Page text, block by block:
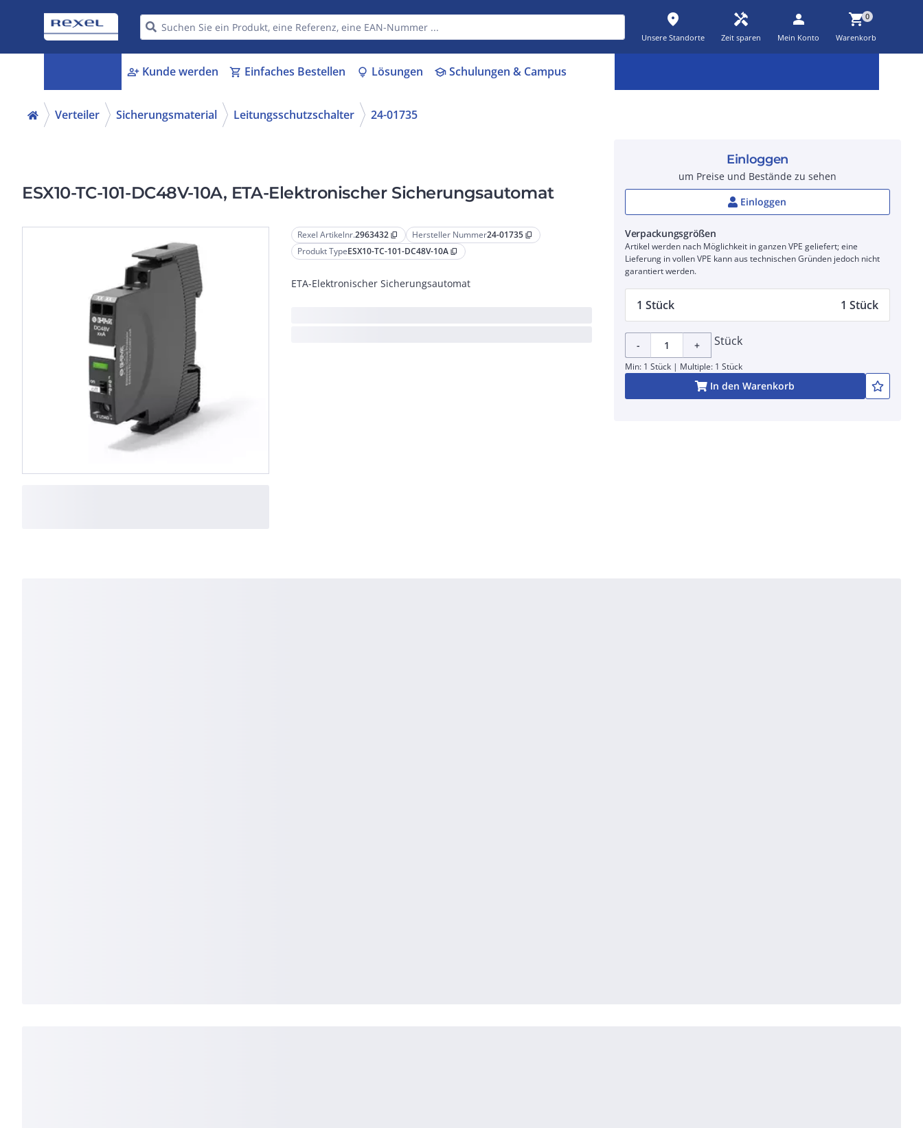
place
Unsere Standorte
handyman
Zeit sparen
person
Mein Konto
shopping_cart0
Warenkorb
person_add Kunde werden shopping_cart Einfaches Bestellen lightbulb Lösungen schoolSchulungen & Campus
Verteiler Sicherungsmaterial Leitungsschutzschalter 24-01735
ESX10-TC-101-DC48V-10A, ETA-Elektronischer Sicherungsautomat
Rexel Artikelnr.2963432 content_copy Hersteller Nummer24-01735 content_copy
Produkt TypeESX10-TC-101-DC48V-10A content_copy
ETA-Elektronischer Sicherungsautomat
Einloggen
um Preise und Bestände zu sehen
Einloggen
Verpackungsgrößen
Artikel werden nach Möglichkeit in ganzen VPE geliefert; eine
Lieferung in vollen VPE kann aus technischen Gründen jedoch nicht
garantiert werden.
1 Stück 1 Stück
- + Stück
Min: 1 Stück | Multiple: 1 Stück
In den Warenkorb